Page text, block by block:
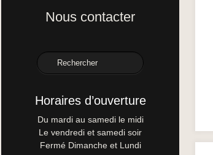
Nous contacter
Horaires d’ouverture
Du mardi au samedi le midi
Le vendredi et samedi soir
Fermé Dimanche et Lundi